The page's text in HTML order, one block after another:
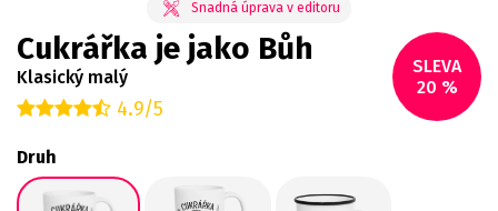
SLEVA
20 %
Cukrářka je jako Bůh
Klasický malý
4.9/5
Druh